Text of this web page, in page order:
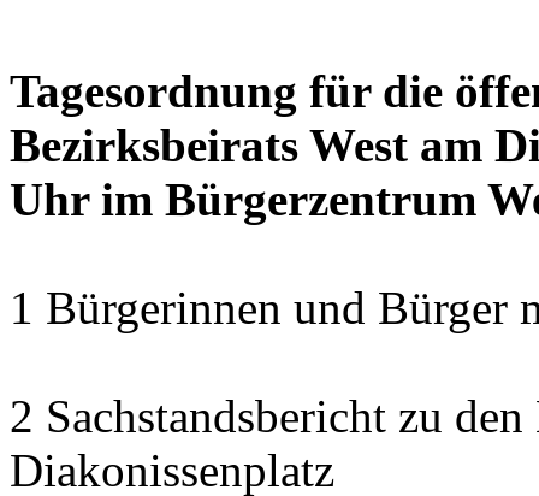
Tagesordnung für die
Bezirksbeirats West am
Uhr im Bürgerzentrum
1 Bürgerinnen und Bürger
2 Sachstandsbericht zu
Diakonissenplatz